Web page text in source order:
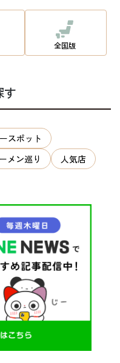
全国版
す
スポット
メン巡り
人気店